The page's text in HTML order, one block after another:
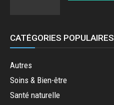
CATÉGORIES POPULAIRES
Autres
Soins & Bien-être
Santé naturelle